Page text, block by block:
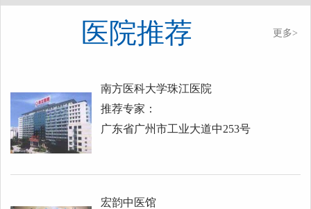
医院推荐 更多>
南方医科大学珠江医院
推荐专家：
广东省广州市工业大道中253号
宏韵中医馆